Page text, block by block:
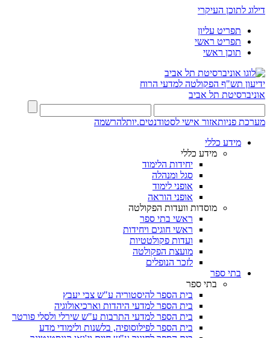
דילוג לתוכן העיקרי
תפריט עליון
תפריט ראשי
תוכן ראשי
ידיעון תש"ף הפקולטה למדעי הרוח
אוניברסיטת תל אביב
מערכת פניותאזור אישי לסטודנטים.יותלהרשמה
מידע כללי
מידע כללי
יחידות הלימוד
סגל ומנהלה
אופני לימוד
אופני הוראה
מוסדות וועדות הפקולטה
ראשי בתי ספר
ראשי חוגים ויחידות
ועדות פקולטטיות
מועצת הפקולטה
לזכר הנופלים
בתי ספר
בתי ספר
בית הספר להיסטוריה ע"ש צבי יעבץ
בית הספר למדעי היהדות וארכיאולוגיה
בית הספר למדעי התרבות ע"ש שירלי ולסלי פורטר
בית הספר לפילוסופיה, בלשנות ולימודי מדע